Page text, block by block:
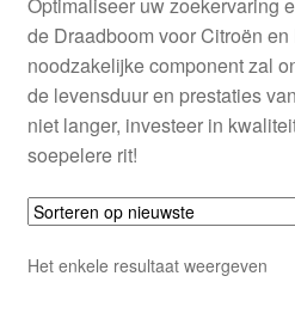
de Draadboom voor Citroën
noodzakelijke component zal
de levensduur en prestaties
niet langer, investeer in
soepelere rit!
Het enkele resultaat weergeven